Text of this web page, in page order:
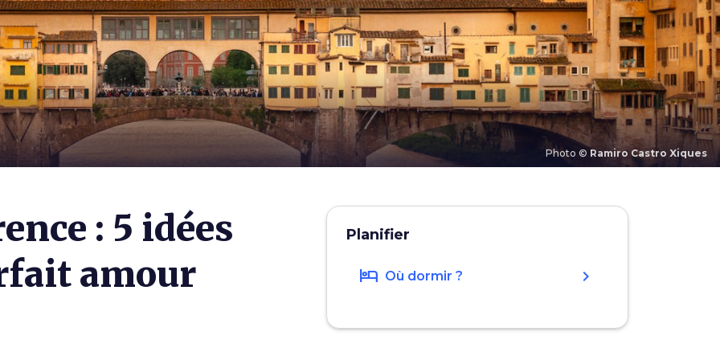
Photo © Ramiro Castro Xiques
: 5 idées
amour
Planifier
hotel Où dormir ? chevron_right